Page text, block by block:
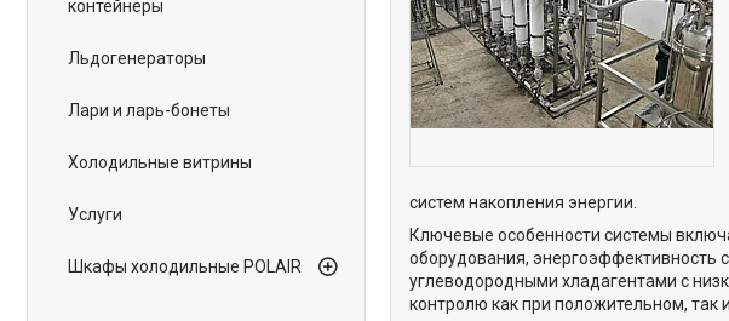
систем накопления энергии.
Ключевые особенности системы
оборудования, энергоэффективность
углеводородными хладагентами с
контролю как при положительном,
контейнеры
Льдогенераторы
Лари и ларь-бонеты
Холодильные витрины
Услуги
Шкафы холодильные POLAIR